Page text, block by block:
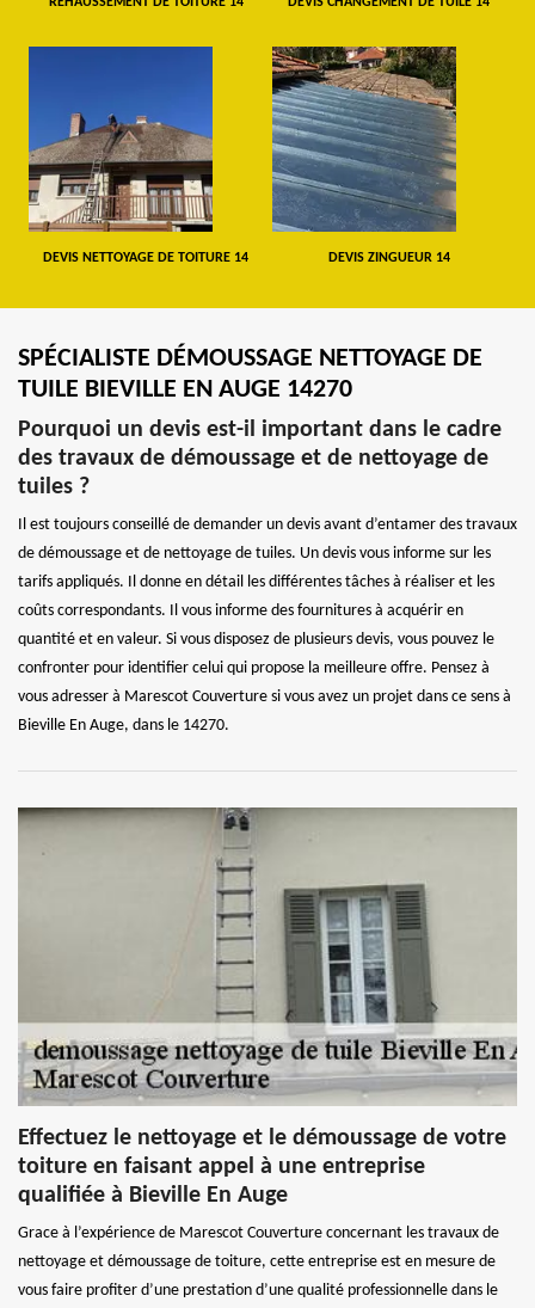
DEVIS NETTOYAGE DE TOITURE 14 DEVIS ZINGUEUR 14
SPÉCIALISTE DÉMOUSSAGE NETTOYAGE DE
TUILE BIEVILLE EN AUGE 14270
Pourquoi un devis est-il important dans le cadre
des travaux de démoussage et de nettoyage de
tuiles ?
Il est toujours conseillé de demander un devis avant d’entamer des travaux
de démoussage et de nettoyage de tuiles. Un devis vous informe sur les
tarifs appliqués. Il donne en détail les différentes tâches à réaliser et les
coûts correspondants. Il vous informe des fournitures à acquérir en
quantité et en valeur. Si vous disposez de plusieurs devis, vous pouvez le
confronter pour identifier celui qui propose la meilleure offre. Pensez à
vous adresser à Marescot Couverture si vous avez un projet dans ce sens à
Bieville En Auge, dans le 14270.
Effectuez le nettoyage et le démoussage de votre
toiture en faisant appel à une entreprise
qualifiée à Bieville En Auge
Grace à l’expérience de Marescot Couverture concernant les travaux de
nettoyage et démoussage de toiture, cette entreprise est en mesure de
vous faire profiter d’une prestation d’une qualité professionnelle dans le